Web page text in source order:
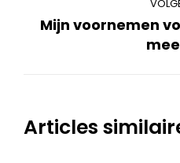
Mijn voornemen
Articles